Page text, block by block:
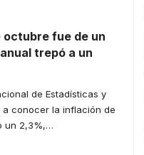
octubre fue de un
trepó a un
de Estadísticas y
a conocer la inflación de
un 2,3%,…